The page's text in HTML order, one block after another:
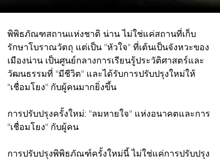
พิพิธภัณฑสถานแห่งชาติ น่าน ไม่ใช่แค่สถานที่เก็บ
รักษาโบราณวัตถุ แต่เป็น "หัวใจ" ที่เต้นเป็นจังหวะของ
เมืองน่าน เป็นศูนย์กลางการเรียนรู้ประวัติศาสตร์และ
วัฒนธรรมที่ "มีชีวิต" และได้รับการปรับปรุงใหม่ให้
"เชื่อมโยง" กับผู้คนมากยิ่งขึ้น
การปรับปรุงครั้งใหม่: "ลมหายใจ" แห่งอนาคตและการ
"เชื่อมโยง" กับผู้คน
การปรับปรุงพิพิธภัณฑ์ครั้งใหม่นี้ ไม่ใช่แค่การปรับปรุง